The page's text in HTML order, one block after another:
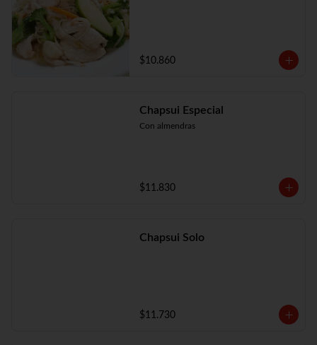
$10.860
Chapsui Especial
Con almendras
$11.830
Chapsui Solo
$11.730